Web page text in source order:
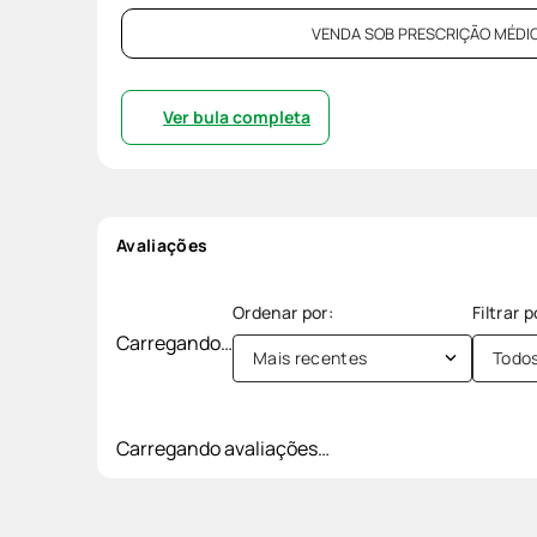
VENDA SOB PRESCRIÇÃO
Ver bula completa
Avaliações
Carregando…
Mais recentes
Carregando avaliações…